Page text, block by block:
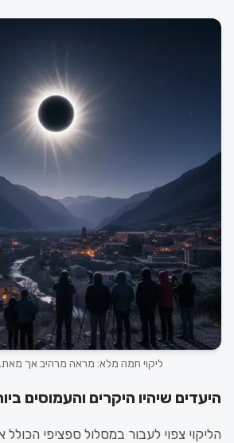
ליקוי חמה מלא: מראה מרהיב אך
היעדים שיהיו היקרים והעמוסים
הליקוי צפוי לעבור במסלול ספציפי הכולל